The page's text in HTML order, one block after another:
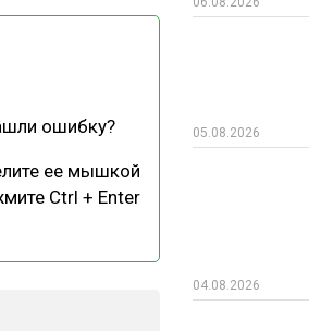
ИТОГИ
ошибку?
ее мышкой
Ctrl + Enter
05.08.2026
04.08.2026